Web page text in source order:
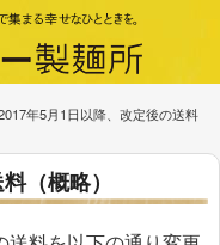
年5月1日以降、改定後の送料
（概略）